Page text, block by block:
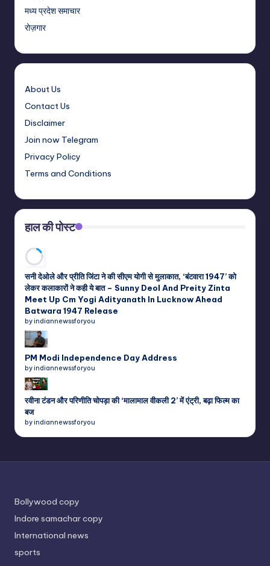
मध्य प्रदेश समाचार
रोज़गार
About Us
Contact Us
Disclaimer
Join now Telegram
Privacy Policy
Terms and Conditions
हाल की पोस्ट
सनी देओले और प्रीति जिंटा ने की सीएम योगी से मुलाकात, ‘बंटवारा 1947’ को
लेकर कलाकारों ने कही ये बात – Sunny Deol And Preity Zinta
Meet Up Cm Yogi Adityanath In Lucknow Ahead
Batwara 1947 Release
by indiannewssforyou
PM Modi Independence Day Address
by indiannewssforyou
रवीना टंडन और परिणीति चोपड़ा की ‘मालामाल वीकली 2’ में एंट्री, बढ़ा फिल्म का
बज
by indiannewssforyou
Bollywood copy
Indore samachar copy
International news
sports